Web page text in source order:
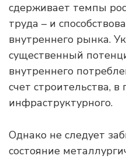
сдерживает темпы
труда – и
внутреннего рынка.
существенный
внутреннего
счет строительства,
инфраструктурного.
Однако не следует
состояние